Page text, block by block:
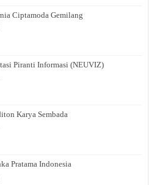
Ciptamoda Gemilang
Piranti Informasi (NEUVIZ)
Karya Sembada
Pratama Indonesia